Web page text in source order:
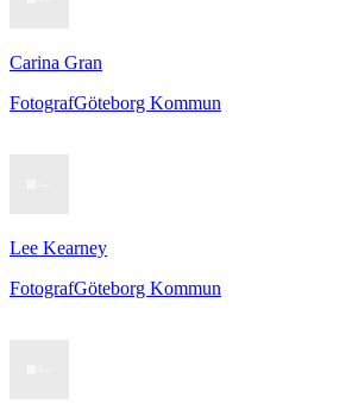
Carina Gran
FotografGöteborg Kommun
Lee Kearney
FotografGöteborg Kommun